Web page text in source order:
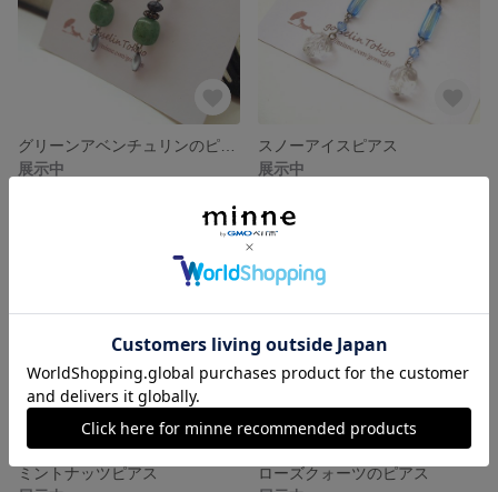
展示中
スノーアイスピアス
展示中
ミントナッツピアス
ローズクォーツのピアス